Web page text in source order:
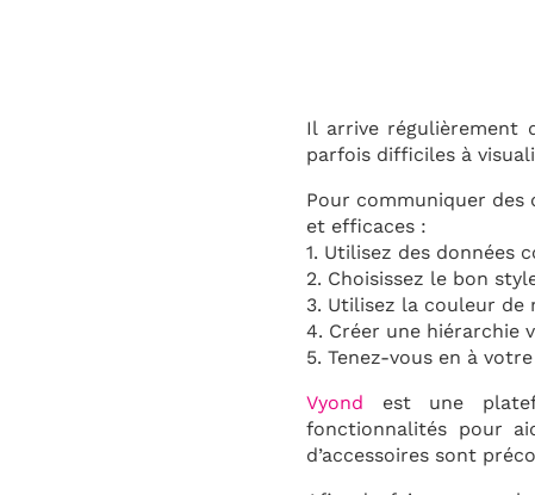
Il arrive régulièrement
parfois difficiles à
Pour communiquer des
et efficaces :
1. Utilisez des données
2. Choisissez le bon
3. Utilisez la couleur de
4. Créer une hiérarchie
5. Tenez-vous en à
Vyond est une
fonctionnalités pour
d’accessoires sont